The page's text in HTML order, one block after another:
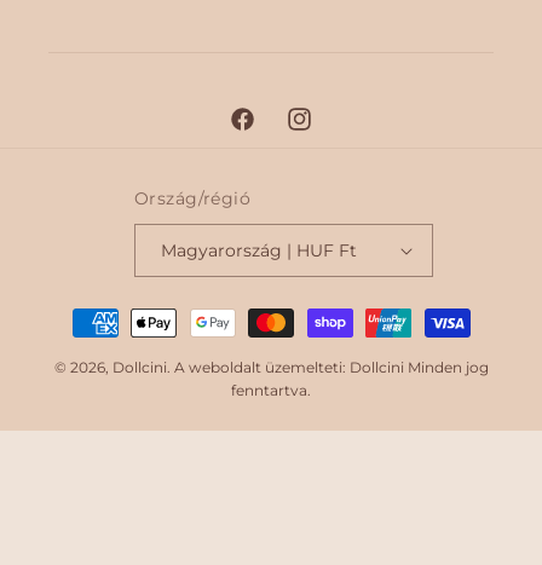
F
c
e
b
o
o
k
I
t
g
r
a
m
Ország/régió
Magyarország | HUF Ft
F
z
© 2026, Dollcini. A weboldalt üzemelteti: Dollcini Minden jog
fenntartva.